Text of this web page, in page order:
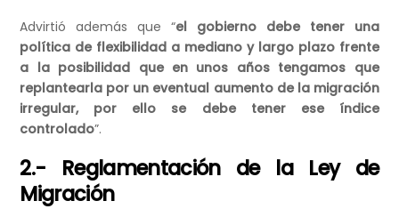
Advirtió además que “el gobierno debe tener una
política de flexibilidad a mediano y largo plazo frente
a la posibilidad que en unos años tengamos que
replantearla por un eventual aumento de la migración
irregular, por ello se debe tener ese índice
controlado”.
2.- Reglamentación de la Ley de
Migración